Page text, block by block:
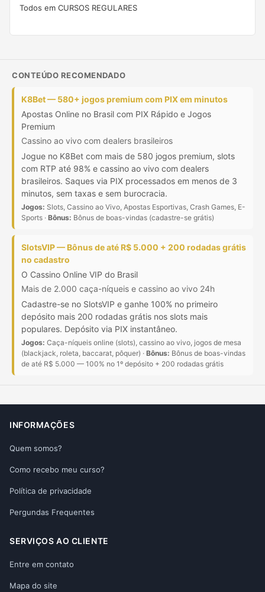
Todos em CURSOS REGULARES
CONTEÚDO RECOMENDADO
K8Bet — 580+ jogos premium com PIX em minutos
Apostas Online no Brasil com PIX Rápido e Jogos
Premium
Cassino ao vivo com dealers brasileiros
Jogue no K8Bet com mais de 580 jogos premium, slots
com RTP até 98% e cassino ao vivo com dealers
brasileiros. Saques via PIX processados em menos de 3
minutos, sem taxas e sem burocracia.
Jogos: Slots, Cassino ao Vivo, Apostas Esportivas, Crash Games, E-
Sports · Bônus: Bônus de boas-vindas (cadastre-se grátis)
SlotsVIP — Bônus de até R$ 5.000 + 200 rodadas grátis
no cadastro
O Cassino Online VIP do Brasil
Mais de 2.000 caça-níqueis e cassino ao vivo 24h
Cadastre-se no SlotsVIP e ganhe 100% no primeiro
depósito mais 200 rodadas grátis nos slots mais
populares. Depósito via PIX instantâneo.
Jogos: Caça-níqueis online (slots), cassino ao vivo, jogos de mesa
(blackjack, roleta, baccarat, pôquer) · Bônus: Bônus de boas-vindas
de até R$ 5.000 — 100% no 1º depósito + 200 rodadas grátis
INFORMAÇÕES
Quem somos?
Como recebo meu curso?
Política de privacidade
Pergundas Frequentes
SERVIÇOS AO CLIENTE
Entre em contato
Mapa do site